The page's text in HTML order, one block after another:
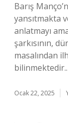
Barış
yansıtmakta
anlatmayı
şarkısının,
masalından
bilinmektedir..
Ocak 22, 2025